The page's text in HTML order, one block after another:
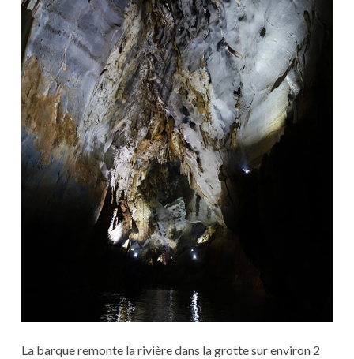
La barque remonte la rivière dans la grotte sur environ 2